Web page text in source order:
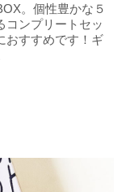
。個性豊かな５
コンプリートセッ
おすすめです！ギ